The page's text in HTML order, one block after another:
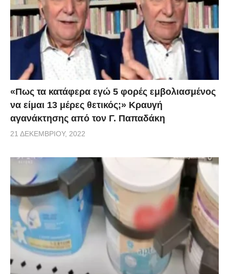
«Πως τα κατάφερα εγώ 5 φορές εμβoλιασμένος
να είμαι 13 μέρες θετικός;» Κραυγή
αγανάκτησης από τον Γ. Παπαδάκη
21 ΔΕΚΕΜΒΡΊΟΥ, 2022